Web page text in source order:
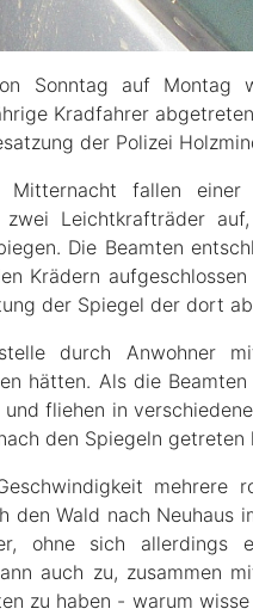
Sonntag auf Montag
Kradfahrer
der Polizei
fallen einer
zwei Leichtkrafträder
Die Beamten
Krädern
der Spiegel der dort
durch Anwohner
hätten. Als die
fliehen in
den Spiegeln getreten
mehrere
den Wald nach Neuhaus
ohne sich allerdings
auch zu, zusammen
zu haben - warum